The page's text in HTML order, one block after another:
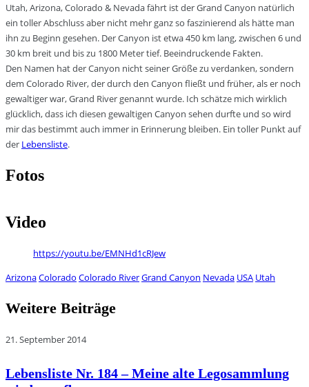
Utah, Arizona, Colorado & Nevada fährt ist der Grand Canyon natürlich
ein toller Abschluss aber nicht mehr ganz so faszinierend als hätte man
ihn zu Beginn gesehen. Der Canyon ist etwa 450 km lang, zwischen 6 und
30 km breit und bis zu 1800 Meter tief. Beeindruckende Fakten.
Den Namen hat der Canyon nicht seiner Größe zu verdanken, sondern
dem Colorado River, der durch den Canyon fließt und früher, als er noch
gewaltiger war, Grand River genannt wurde. Ich schätze mich wirklich
glücklich, dass ich diesen gewaltigen Canyon sehen durfte und so wird
mir das bestimmt auch immer in Erinnerung bleiben. Ein toller Punkt auf
der Lebensliste.
Fotos
Video
https://youtu.be/EMNHd1cRJew
ArizonaColorado Colorado RiverGrand Canyon Nevada USA Utah
Weitere Beiträge
21. September 2014
Lebensliste Nr. 184 – Meine alte Legosammlung